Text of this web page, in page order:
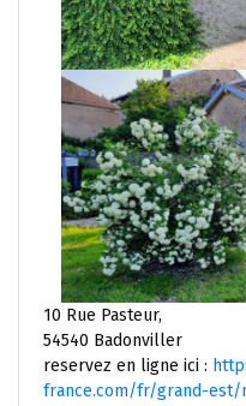
10 Rue Pasteur,
54540 Badonviller
reservez en ligne ici :
france.com/fr/grand-